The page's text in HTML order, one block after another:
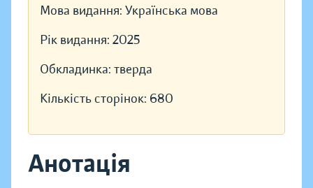
Мова видання: Українська мова
Рік видання: 2025
Обкладинка: тверда
Кількість сторінок: 680
Анотація